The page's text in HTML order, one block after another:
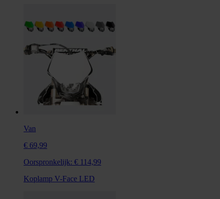
Van
€ 69,99
Oorspronkelijk: € 114,99
Koplamp V-Face LED